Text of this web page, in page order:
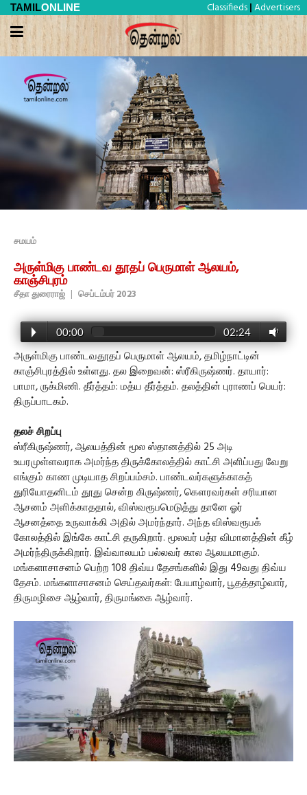
TAMILONLINE Classifieds | Advertisers
சமயம்
அருள்மிகு பாண்டவ தூதப் பெருமாள் ஆலயம்,
காஞ்சிபுரம்
சீதா துரைராஜ் | செப்டம்பர் 2023
00:00 02:24
அருள்மிகு பாண்டவதூதப் பெருமாள் ஆலயம், தமிழ்நாட்டின்
காஞ்சிபுரத்தில் உள்ளது. தல இறைவன்: ஸ்ரீகிருஷ்ணர். தாயார்:
பாமா, ருக்மிணி. தீர்த்தம்: மத்ய தீர்த்தம். தலத்தின் புராணப் பெயர்:
திருப்பாடகம்.
தலச் சிறப்பு
ஸ்ரீகிருஷ்ணர், ஆலயத்தின் மூல ஸ்தானத்தில் 25 அடி
உயரமுள்ளவராக அமர்ந்த திருக்கோலத்தில் காட்சி அளிப்பது வேறு
எங்கும் காண முடியாத சிறப்பம்சம். பாண்டவர்களுக்காகத்
துரியோதனிடம் தூது சென்ற கிருஷ்ணர், கௌரவர்கள் சரியான
ஆசனம் அளிக்காததால், விஸ்வரூபமெடுத்து தானே ஓர்
ஆசனத்தை உருவாக்கி அதில் அமர்ந்தார். அந்த விஸ்வரூபக்
கோலத்தில் இங்கே காட்சி தருகிறார். மூலவர் பத்ர விமானத்தின் கீழ்
அமர்ந்திருக்கிறார். இவ்வாலயம் பல்லவர் கால ஆலயமாகும்.
மங்களாசாசனம் பெற்ற 108 திவ்ய தேசங்களில் இது 49வது திவ்ய
தேசம். மங்களாசாசனம் செய்தவர்கள்: பேயாழ்வார், பூதத்தாழ்வார்,
திருமழிசை ஆழ்வார், திருமங்கை ஆழ்வார்.